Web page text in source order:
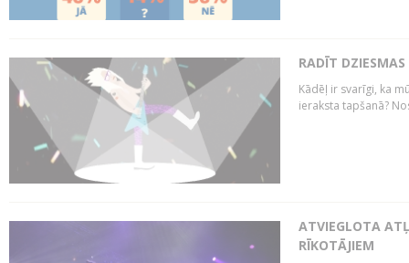
RADĪT
Kādēļ ir svarīgi, ka
ieraksta tapšanā?
ATVIEGLOTA
RĪKOTĀJIEM